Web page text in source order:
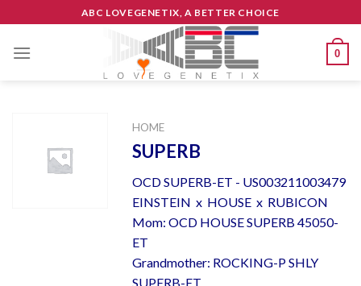
to
content
ABC LOVEGENETIX, A BETTER CHOICE
0
HOME
SUPERB
OCD SUPERB-ET - US003211003479
EINSTEIN x HOUSE x RUBICON
Mom: OCD HOUSE SUPERB 45050-
ET
Grandmother: ROCKING-P SHLY
SUPERB-ET